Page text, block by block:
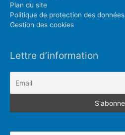
Plan du site
Politique de protection des données
Gestion des cookies
Lettre d’information